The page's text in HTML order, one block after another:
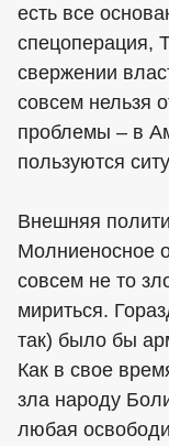
есть все
спецоперация,
свержении
совсем нельзя
проблемы – в
пользуются
Внешняя
Молниеносное
совсем не то
мириться.
так) было бы
Как в свое
зла народу
любая